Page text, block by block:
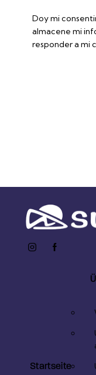
Doy mi
almacene mi
responder a mi
instagramfacebook-
Startseite